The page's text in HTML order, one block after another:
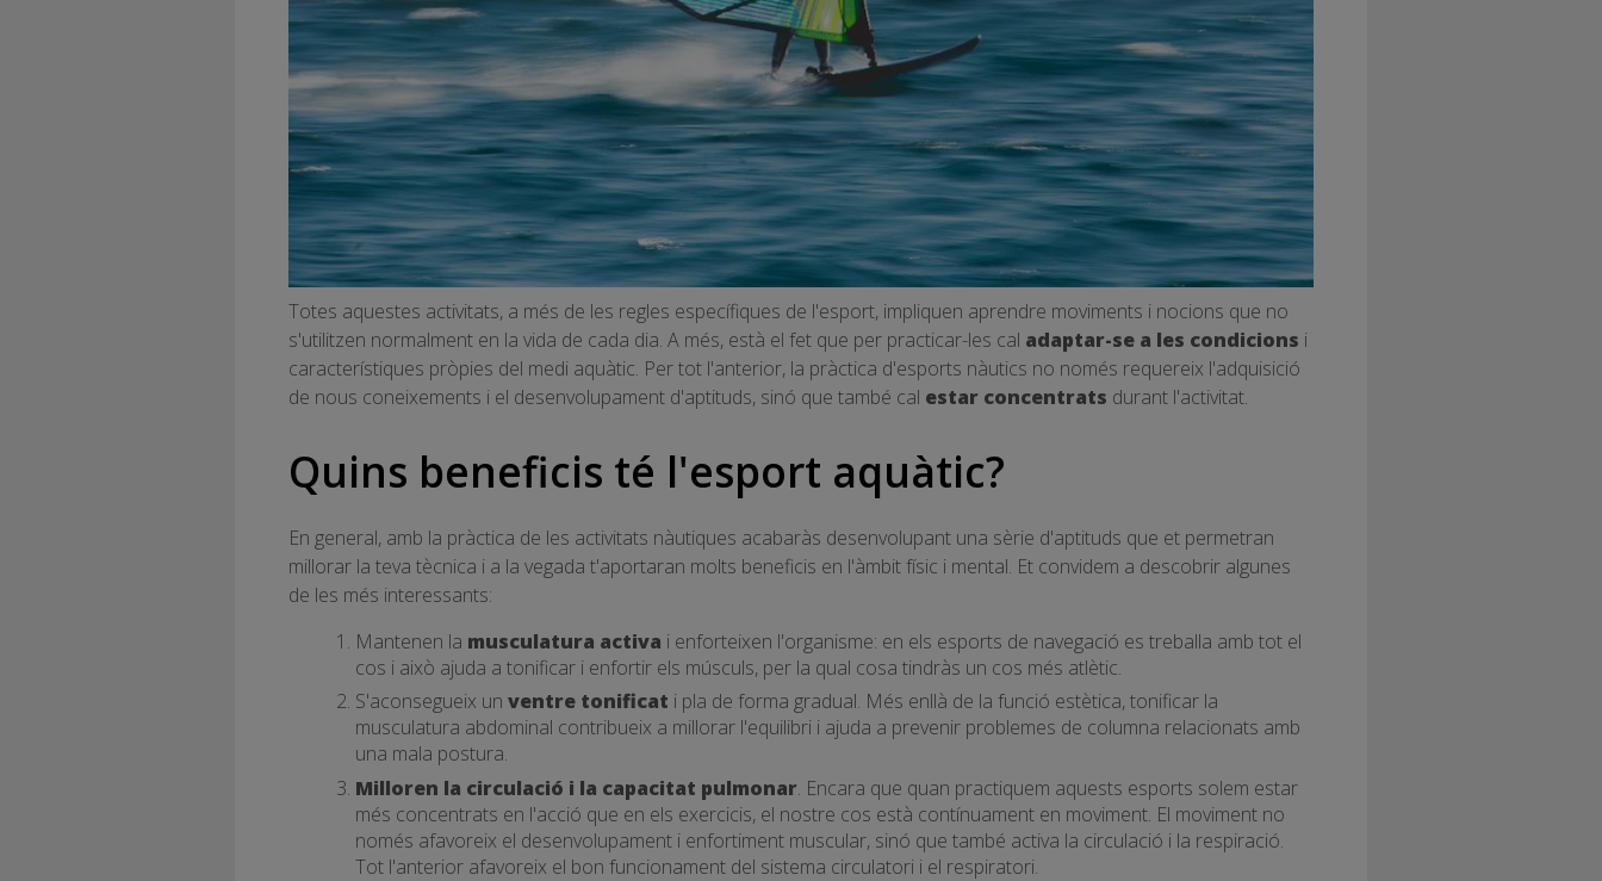
Totes aquestes activitats, a més de les regles específiques de l'esport, impliquen aprendre moviments i nocions que no
s'utilitzen normalment en la vida de cada dia. A més, està el fet que per practicar-les cal adaptar-se a les condicions i
característiques pròpies del medi aquàtic. Per tot l'anterior, la pràctica d'esports nàutics no només requereix l'adquisició
de nous coneixements i el desenvolupament d'aptituds, sinó que també cal estar concentrats durant l'activitat.
Quins beneficis té l'esport aquàtic?
En general, amb la pràctica de les activitats nàutiques acabaràs desenvolupant una sèrie d'aptituds que et permetran
millorar la teva tècnica i a la vegada t'aportaran molts beneficis en l'àmbit físic i mental. Et convidem a descobrir algunes
de les més interessants:
Mantenen la musculatura activa i enforteixen l'organisme: en els esports de navegació es treballa amb tot el
cos i això ajuda a tonificar i enfortir els músculs, per la qual cosa tindràs un cos més atlètic.
S'aconsegueix un ventre tonificat i pla de forma gradual. Més enllà de la funció estètica, tonificar la
musculatura abdominal contribueix a millorar l'equilibri i ajuda a prevenir problemes de columna relacionats amb
una mala postura.
Milloren la circulació i la capacitat pulmonar. Encara que quan practiquem aquests esports solem estar
més concentrats en l'acció que en els exercicis, el nostre cos està contínuament en moviment. El moviment no
només afavoreix el desenvolupament i enfortiment muscular, sinó que també activa la circulació i la respiració.
Tot l'anterior afavoreix el bon funcionament del sistema circulatori i el respiratori.